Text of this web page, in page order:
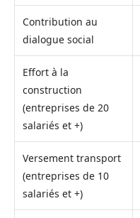
Contribution au
dialogue social
Effort à la
construction
(entreprises de 20
salariés et +)
Versement transport
(entreprises de 10
salariés et +)